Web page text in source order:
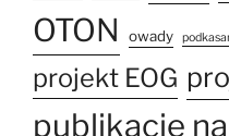
OTON owady
projekt EOG
publikacje